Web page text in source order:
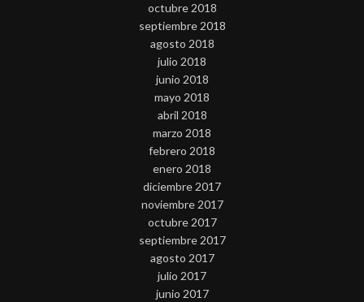
octubre 2018
septiembre 2018
agosto 2018
julio 2018
junio 2018
mayo 2018
abril 2018
marzo 2018
febrero 2018
enero 2018
diciembre 2017
noviembre 2017
octubre 2017
septiembre 2017
agosto 2017
julio 2017
junio 2017